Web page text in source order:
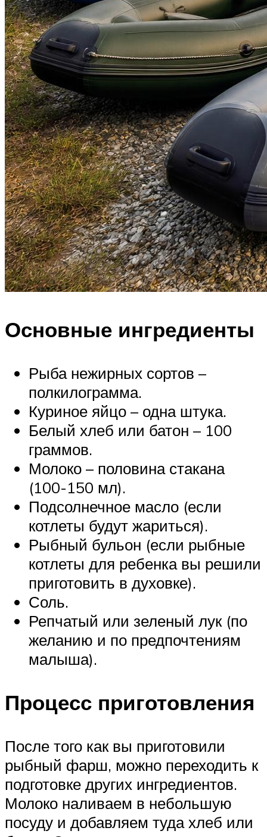
Основные ингредиенты
Рыба нежирных сортов –
полкилограмма.
Куриное яйцо – одна штука.
Белый хлеб или батон – 100
граммов.
Молоко – половина стакана
(100-150 мл).
Подсолнечное масло (если
котлеты будут жариться).
Рыбный бульон (если рыбные
котлеты для ребенка вы решили
приготовить в духовке).
Соль.
Репчатый или зеленый лук (по
желанию и по предпочтениям
малыша).
Процесс приготовления
После того как вы приготовили
рыбный фарш, можно переходить к
подготовке других ингредиентов.
Молоко наливаем в небольшую
посуду и добавляем туда хлеб или